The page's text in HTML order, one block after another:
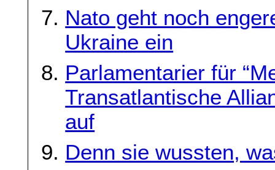
Nato geht noch
Ukraine ein
Parlamentarier für
Transatlantische
auf
Denn sie wussten,